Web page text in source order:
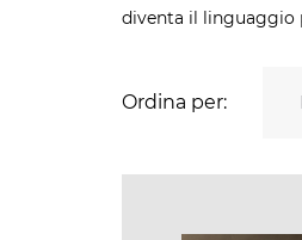
diventa il linguaggio
Ordina per: